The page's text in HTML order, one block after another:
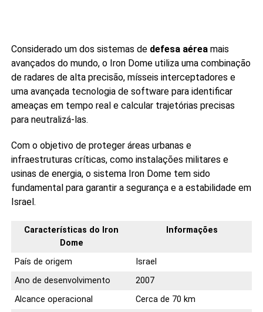
Considerado um dos sistemas de defesa aéreamais
avançados do mundo, o Iron Dome utiliza uma combinação
de radares de alta precisão, mísseis interceptadores e
uma avançada tecnologia de software para identificar
ameaças em tempo real e calcular trajetórias precisas
para neutralizá-las.
Com o objetivo de proteger áreas urbanas e
infraestruturas críticas, como instalações militares e
usinas de energia, o sistema Iron Dome tem sido
fundamental para garantir a segurança e a estabilidade em
Israel.
Características do Iron
Dome
Informações
País de origem
Israel
Ano de desenvolvimento
2007
Alcance operacional
Cerca de 70 km